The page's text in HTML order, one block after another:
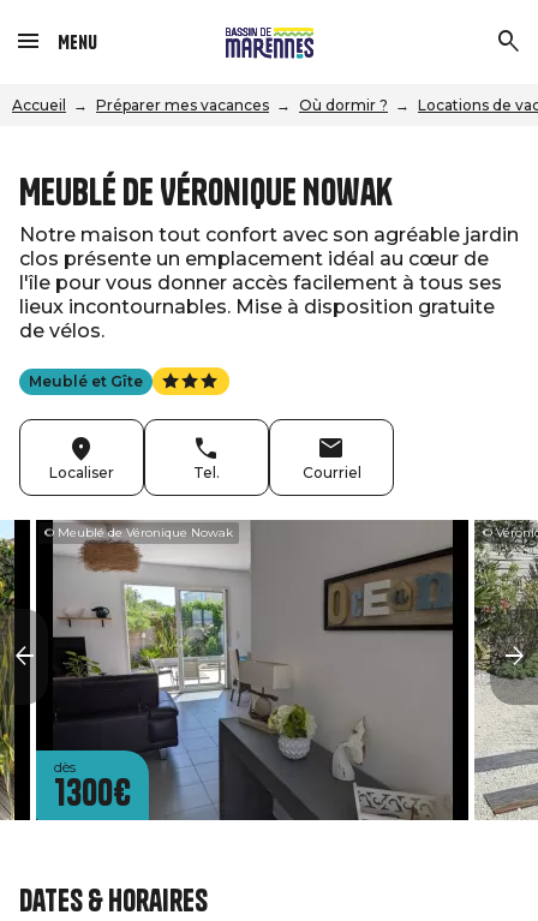
Menu
Accueil Préparer mes vacances Où dormir ? Locations de
Meublé de Véronique Nowak
Notre maison tout confort avec son agréable jardin
clos présente un emplacement idéal au cœur de
l'île pour vous donner accès facilement à tous ses
lieux incontournables. Mise à disposition gratuite
de vélos.
Meublé et Gîte
Localiser Tel. Courriel
© Meublé de Véronique Nowak ©
dès
1300€
Dates & horaires